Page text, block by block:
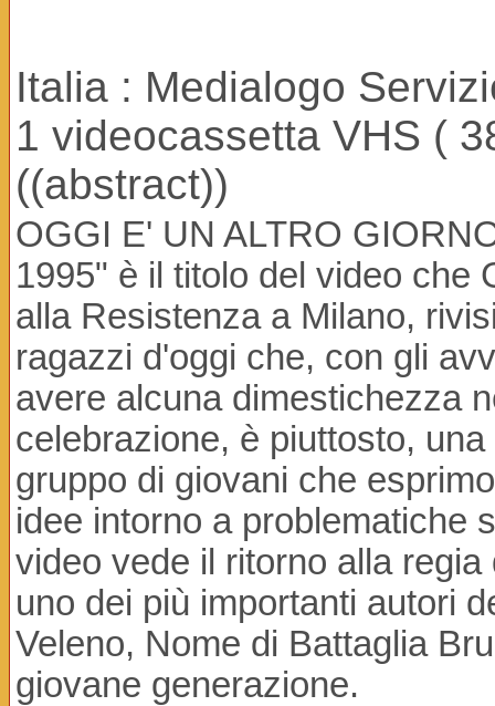
Italia : Medialogo
1 videocassetta VHS (
((abstract))
OGGI E' UN ALTRO
1995" è il titolo del video che
alla Resistenza a Milano,
ragazzi d'oggi che, con gli
avere alcuna dimestichezza
celebrazione, è piuttosto,
gruppo di giovani che
idee intorno a problematiche
video vede il ritorno alla
uno dei più importanti autori
Veleno, Nome di Battaglia
giovane generazione.